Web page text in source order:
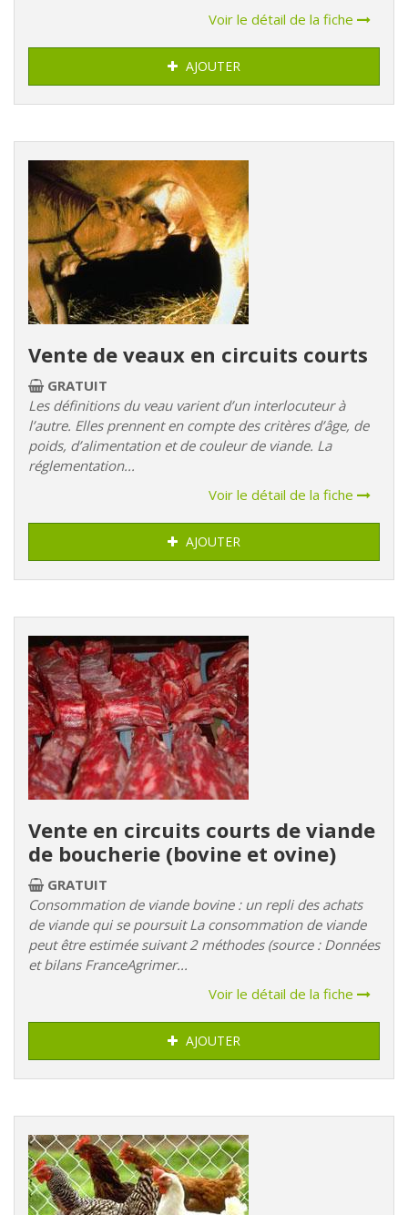
Voir le détail de la fiche
AJOUTER
Vente de veaux en circuits courts
GRATUIT
Les définitions du veau varient d’un interlocuteur à
l’autre. Elles prennent en compte des critères d’âge, de
poids, d’alimentation et de couleur de viande. La
réglementation...
Voir le détail de la fiche
AJOUTER
Vente en circuits courts de viande
de boucherie (bovine et ovine)
GRATUIT
Consommation de viande bovine : un repli des achats
de viande qui se poursuit La consommation de viande
peut être estimée suivant 2 méthodes (source : Données
et bilans FranceAgrimer...
Voir le détail de la fiche
AJOUTER